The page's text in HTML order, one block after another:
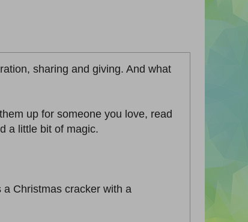
sharing and giving. And what
up for someone you love, read
a little bit of magic.
Christmas cracker with a